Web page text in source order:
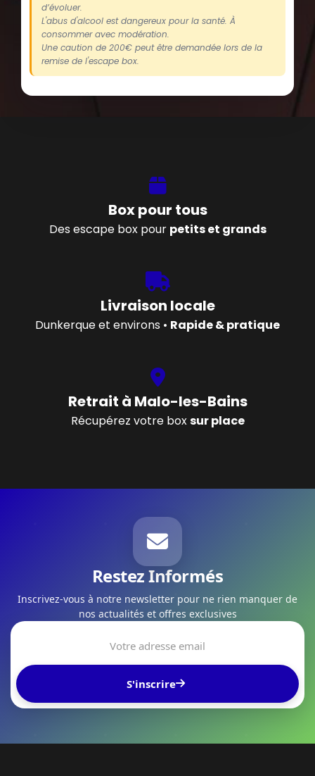
d’évoluer.
L'abus d'alcool est dangereux pour la santé. À
consommer avec modération.
Une caution de 200€ peut être demandée lors de la
remise de l'escape box.
Box pour tous
Des escape box pour petits et grands
Livraison locale
Dunkerque et environs • Rapide & pratique
Retrait à Malo-les-Bains
Récupérez votre boxsur place
Restez Informés
Inscrivez-vous à notre newsletter pour ne rien manquer de
nos actualités et offres exclusives
S'inscrire